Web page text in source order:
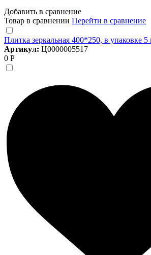
Добавить в сравнение
Товар в сравнении Перейти в сравнение
Плитка зеркальная 400*250, в упаковке 5
Артикул: Ц0000005517
0 Р